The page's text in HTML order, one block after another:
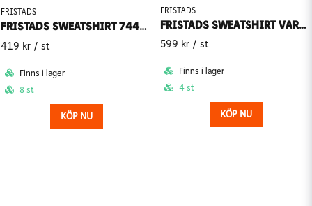
FRISTADS
FRISTADS SWEATSHIRT 7449 RTS
419 kr / st
Finns i lager
8 st
KÖP NU
FRISTADS
FRISTADS SWEATSHIRT VARSEL DAM KLASS 3 7427 SHV
599 kr / st
Finns i lager
4 st
KÖP NU